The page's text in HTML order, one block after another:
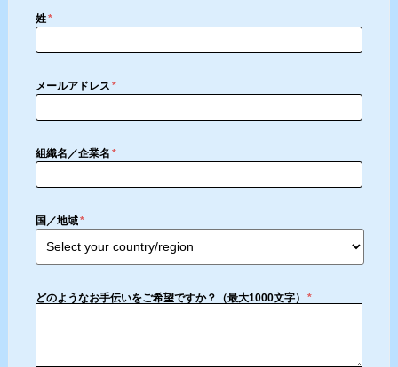
姓*
メールアドレス *
組織名／企業名 *
国／地域*
どのようなお手伝いをご希望ですか？（最大1000文字） *